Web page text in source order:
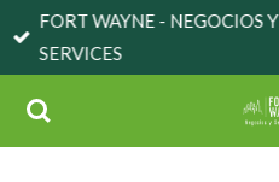
Skip
content
FORT WAYNE - NEGOCIOS
SERVICES